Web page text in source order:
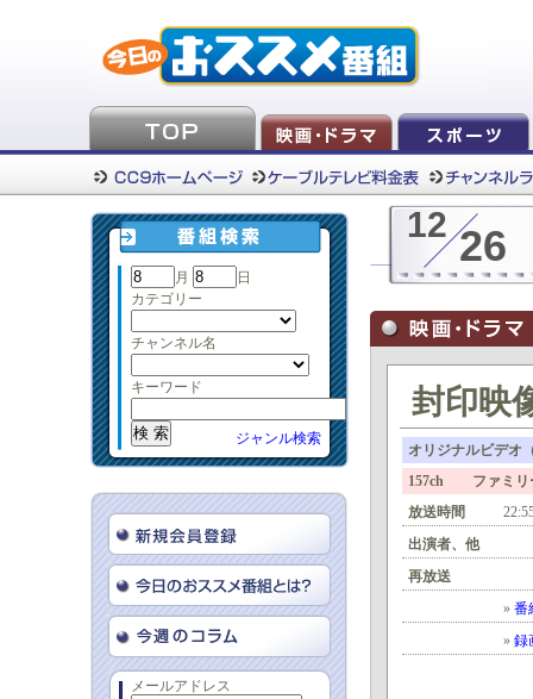
月
日
カテゴリー
チャンネル名
キーワード
ジャンル検索
メールアドレス
12 26
封印映
オリジナルビデオ
157ch ファミリ
放送時間
出演者、他
再放送
» 番
» 録